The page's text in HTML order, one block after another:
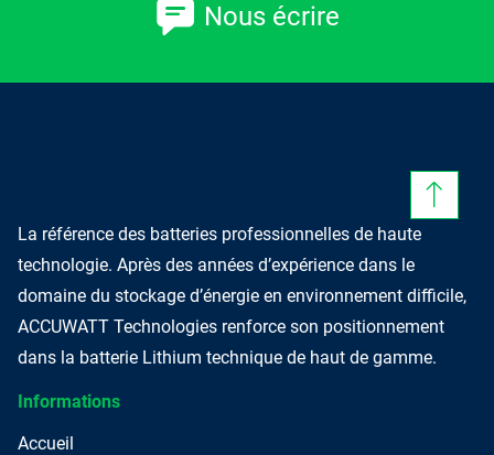
Nous écrire
La référence des batteries professionnelles de haute
technologie. Après des années d’expérience dans le
domaine du stockage d’énergie en environnement difficile,
ACCUWATT Technologies renforce son positionnement
dans la batterie Lithium technique de haut de gamme.
Informations
Accueil